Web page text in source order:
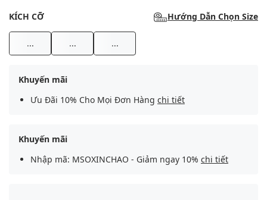
KÍCH CỠ Hướng Dẫn Chọn Size
... ... ...
Khuyến mãi
Ưu Đãi 10% Cho Mọi Đơn Hàng chi tiết
Khuyến mãi
Nhập mã: MSOXINCHAO - Giảm ngay 10% chi tiết